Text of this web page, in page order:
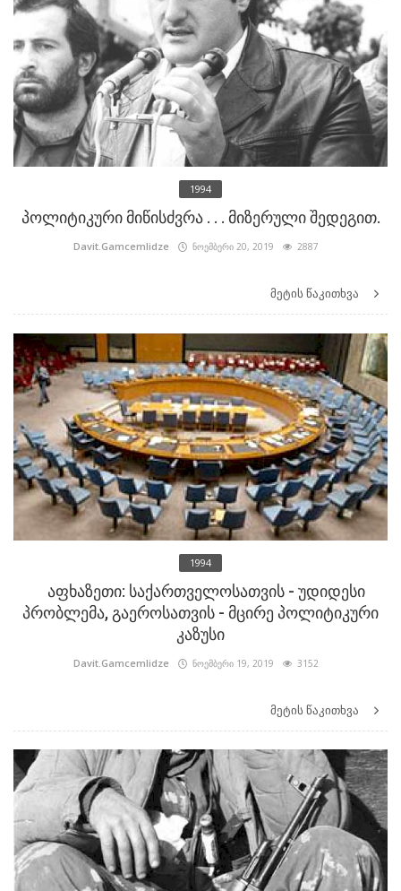
1994
პოლიტიკური მიწისძვრა . . . მიზერული შედეგით.
Davit.Gamcemlidze ნოემბერი 20, 2019 2887
მეტის წაკითხვა
1994
აფხაზეთი: საქართველოსათვის - უდიდესი
პრობლემა, გაეროსათვის - მცირე პოლიტიკური
კაზუსი
Davit.Gamcemlidze ნოემბერი 19, 2019 3152
მეტის წაკითხვა